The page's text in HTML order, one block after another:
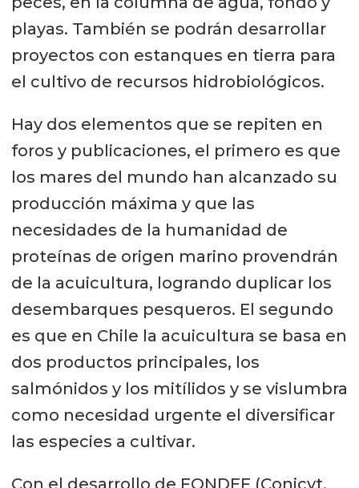
playas. También se podrán desarrollar
proyectos con estanques en tierra para
el cultivo de recursos hidrobiológicos.
Hay dos elementos que se repiten en
foros y publicaciones, el primero es que
los mares del mundo han alcanzado su
producción máxima y que las
necesidades de la humanidad de
proteínas de origen marino provendrán
de la acuicultura, logrando duplicar los
desembarques pesqueros. El segundo
es que en Chile la acuicultura se basa en
dos productos principales, los
salmónidos y los mitílidos y se vislumbra
como necesidad urgente el diversificar
las especies a cultivar.
Con el desarrollo de FONDEF (Conicyt,